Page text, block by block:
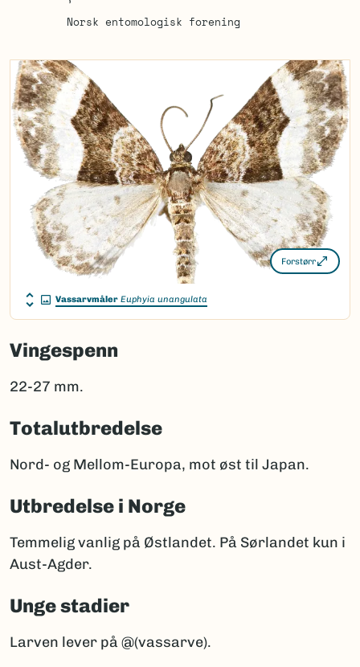
Norsk entomologisk forening
Forstørr
Vassarvmåler Euphyia unangulata
Vingespenn
22-27 mm.
Totalutbredelse
Nord- og Mellom-Europa, mot øst til Japan.
Utbredelse i Norge
Temmelig vanlig på Østlandet. På Sørlandet kun i
Aust-Agder.
Unge stadier
Larven lever på @(vassarve).